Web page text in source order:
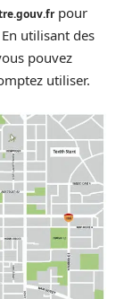
pour
utilisant des
pouvez
utiliser.